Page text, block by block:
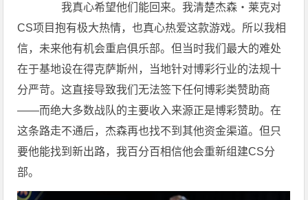
我真心希望他们能回来。我清楚杰森・莱克对
CS项目抱有极大热情，也真心热爱这款游戏。所以我相
信，未来他有机会重启俱乐部。但当时我们最大的难处
在于基地设在得克萨斯州，当地针对博彩行业的法规十
分严苛。这直接导致我们无法签下任何博彩类赞助商
——而绝大多数战队的主要收入来源正是博彩赞助。在
这条路走不通后，杰森再也找不到其他资金渠道。但只
要他能找到新出路，我百分百相信他会重新组建CS分
部。